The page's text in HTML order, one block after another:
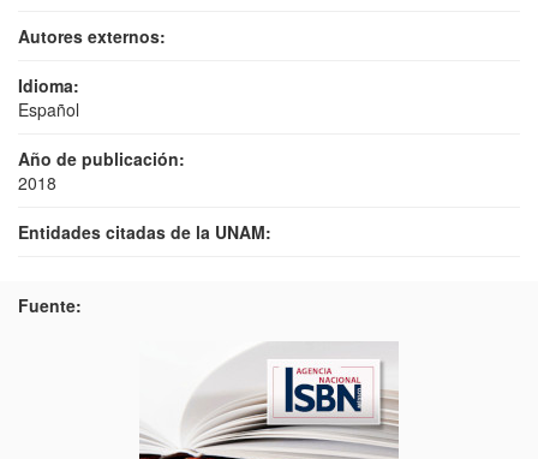
Autores externos:
Idioma:
Español
Año de publicación:
2018
Entidades citadas de la UNAM:
Fuente: